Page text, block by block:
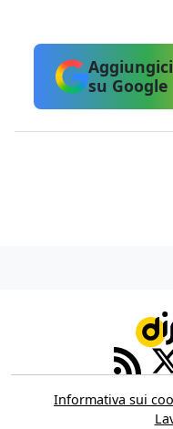
su Google
Informativa sui